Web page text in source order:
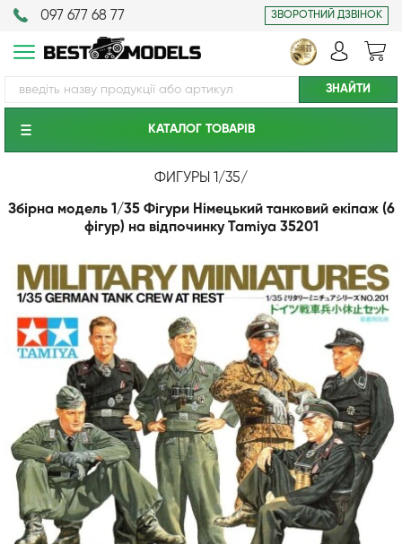
097 677 68 77 ЗВОРОТНИЙ ДЗВІНОК
КАТАЛОГ ТОВАРIВ
ФИГУРЫ 1/35/
Збірна модель 1/35 Фігури Німецький танковий екіпаж (6
фігур) на відпочинку Tamiya 35201